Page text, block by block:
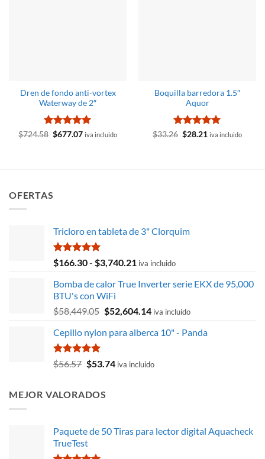
Dren de fondo anti-vortex
Waterway de 2″
Valorado
$724.58 El
$677.07Eliva incluido
Boquilla barredora 1.5″
Aquor
Valorado
$33.26 El
$28.21El
iva incluido
OFERTAS
Tricloro en tableta de 3" Clorquim
Valorado
con
de 5
$166.30- $3,740.21 Rango
precios:
$166.30
$3,740.21
iva incluido
Bomba de calor True Inverter serie EKX de 95,000
BTU's con WiFi
$58,449.05 El
original
$58,449.05.
$52,604.14El
actual
iva incluido
Cepillo nylon para alberca 10" - Panda
Valorado
con
$56.57 El
era:
$53.74Eliva incluido
MEJOR VALORADOS
Paquete de 50 Tiras para lector digital Aquacheck
TrueTest